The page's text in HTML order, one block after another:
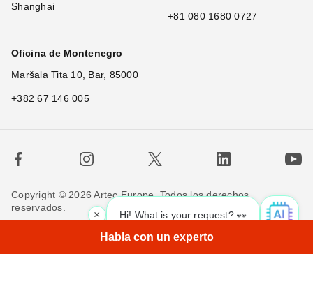
Hi! What is your request? 👀
×
Shanghai
+81 080 1680 0727
Oficina de Montenegro
Maršala Tita 10, Bar, 85000
+382 67 146 005
Copyright © 2026 Artec Europe. Todos los derechos
reservados.
Política de privacidad
Política de cookies
Habla con un experto